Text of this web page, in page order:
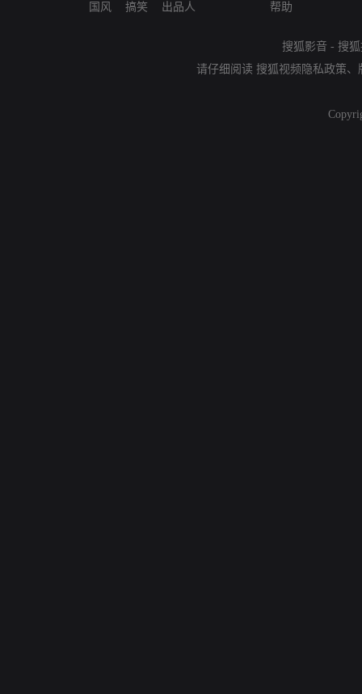
国风
搞笑
出品人
帮助
搜狐影音 - 搜
请仔细阅读 搜狐视频隐私政策、